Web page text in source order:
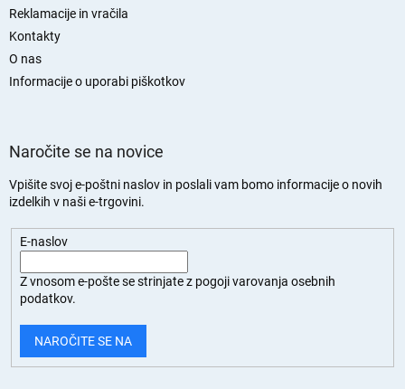
Reklamacije in vračila
Kontakty
O nas
Informacije o uporabi piškotkov
Naročite se na novice
Vpišite svoj e-poštni naslov in poslali vam bomo informacije o novih
izdelkih v naši e-trgovini.
E-naslov
Z vnosom e-pošte se strinjate z pogoji varovanja osebnih
podatkov.
NAROČITE SE NA